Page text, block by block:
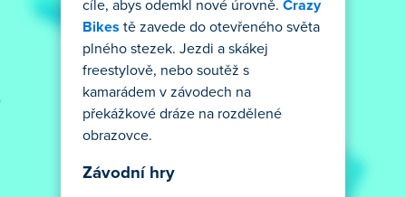
cíle, abys odemkl nové úrovně. Crazy
Bikes tě zavede do otevřeného světa
plného stezek. Jezdi a skákej
freestylově, nebo soutěž s
kamarádem v závodech na
překážkové dráze na rozdělené
obrazovce.
Závodní hry